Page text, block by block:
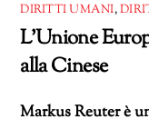
DIRITTI UMANI,
L’Unione
alla Cinese
Markus Reuter è